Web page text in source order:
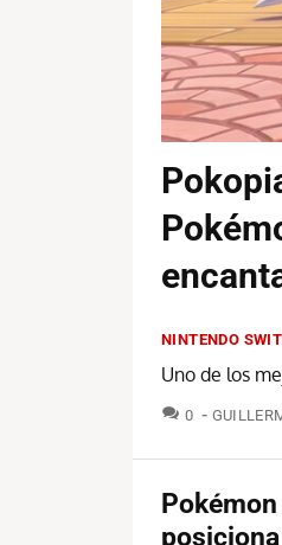
NINTENDO
Uno de los
0